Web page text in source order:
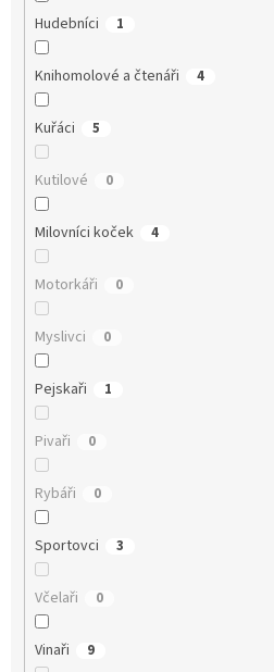
Hudebníci 1
Knihomolové a čtenáři 4
Kuřáci 5
Kutilové 0
Milovníci koček 4
Motorkáři 0
Myslivci 0
Pejskaři 1
Pivaři 0
Rybáři 0
Sportovci 3
Včelaři 0
Vinaři 9